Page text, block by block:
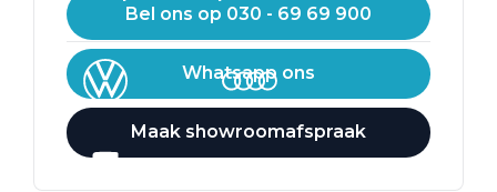
Bel ons op 030 - 69 69 900
Whatsapp ons
Maak showroomafspraak